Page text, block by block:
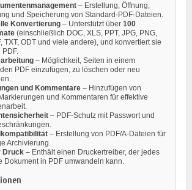
– Erstellung, Öffnung,
und Speicherung von Standard-PDF-Dateien.
Konvertierung – Unterstützt über 100
(einschließlich DOC, XLS, PPT, JPG, PNG,
TXT, ODT und viele andere), und konvertiert sie
– Möglichkeit, Seiten in einem
PDF einzufügen, zu löschen oder neu
und Kommentare – Hinzufügen von
und Kommentaren für effektive
– PDF-Schutz mit Passwort und
– Erstellung von PDF/A-Dateien für
Archivierung.
Druck – Enthält einen Druckertreiber, der jedes
Dokument in PDF umwandeln kann.